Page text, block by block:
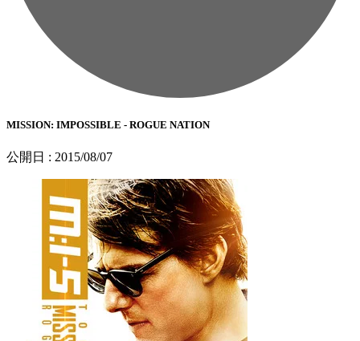
MISSION: IMPOSSIBLE - ROGUE NATION
公開日 : 2015/08/07